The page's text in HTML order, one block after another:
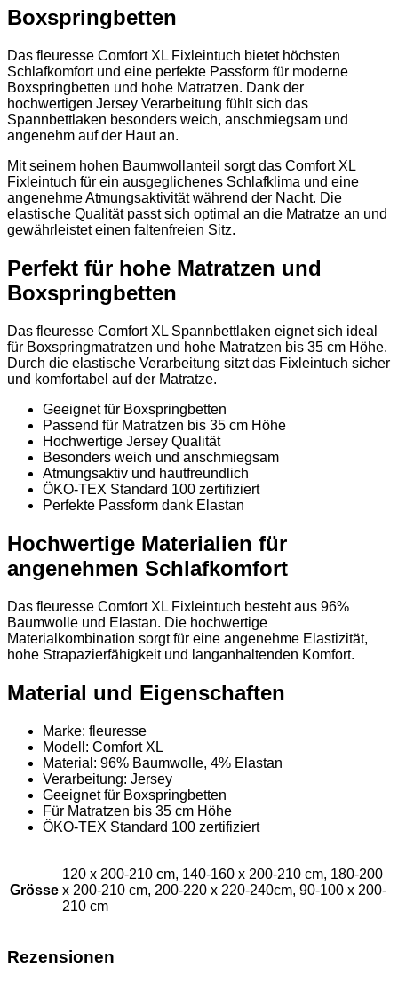
Boxspringbetten
Das fleuresse Comfort XL Fixleintuch bietet höchsten
Schlafkomfort und eine perfekte Passform für moderne
Boxspringbetten und hohe Matratzen. Dank der
hochwertigen Jersey Verarbeitung fühlt sich das
Spannbettlaken besonders weich, anschmiegsam und
angenehm auf der Haut an.
Mit seinem hohen Baumwollanteil sorgt das Comfort XL
Fixleintuch für ein ausgeglichenes Schlafklima und eine
angenehme Atmungsaktivität während der Nacht. Die
elastische Qualität passt sich optimal an die Matratze an und
gewährleistet einen faltenfreien Sitz.
Perfekt für hohe Matratzen und
Boxspringbetten
Das fleuresse Comfort XL Spannbettlaken eignet sich ideal
für Boxspringmatratzen und hohe Matratzen bis 35 cm Höhe.
Durch die elastische Verarbeitung sitzt das Fixleintuch sicher
und komfortabel auf der Matratze.
Geeignet für Boxspringbetten
Passend für Matratzen bis 35 cm Höhe
Hochwertige Jersey Qualität
Besonders weich und anschmiegsam
Atmungsaktiv und hautfreundlich
ÖKO-TEX Standard 100 zertifiziert
Perfekte Passform dank Elastan
Hochwertige Materialien für
angenehmen Schlafkomfort
Das fleuresse Comfort XL Fixleintuch besteht aus 96%
Baumwolle und Elastan. Die hochwertige
Materialkombination sorgt für eine angenehme Elastizität,
hohe Strapazierfähigkeit und langanhaltenden Komfort.
Material und Eigenschaften
Marke: fleuresse
Modell: Comfort XL
Material: 96% Baumwolle, 4% Elastan
Verarbeitung: Jersey
Geeignet für Boxspringbetten
Für Matratzen bis 35 cm Höhe
ÖKO-TEX Standard 100 zertifiziert
Grösse
120 x 200-210 cm, 140-160 x 200-210 cm, 180-200
x 200-210 cm, 200-220 x 220-240cm, 90-100 x 200-
210 cm
Rezensionen